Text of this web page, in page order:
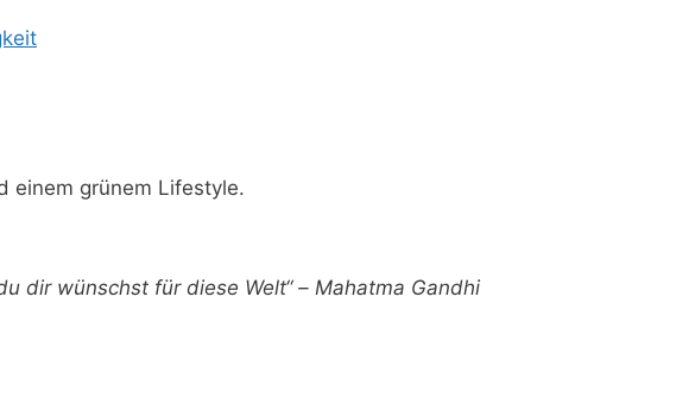
einem grünem Lifestyle.
dir wünschst für diese Welt“ – Mahatma Gandhi